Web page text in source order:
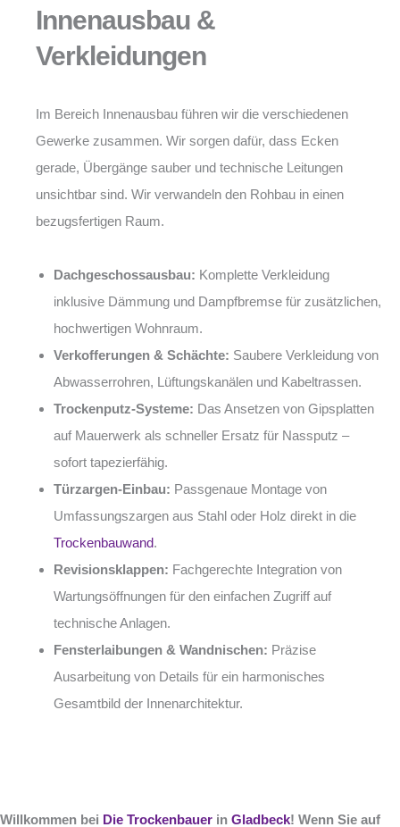
Innenausbau &
Verkleidungen
Im Bereich Innenausbau führen wir die verschiedenen
Gewerke zusammen. Wir sorgen dafür, dass Ecken
gerade, Übergänge sauber und technische Leitungen
unsichtbar sind. Wir verwandeln den Rohbau in einen
bezugsfertigen Raum.
Dachgeschossausbau: Komplette Verkleidung
inklusive Dämmung und Dampfbremse für zusätzlichen,
hochwertigen Wohnraum.
Verkofferungen & Schächte: Saubere Verkleidung von
Abwasserrohren, Lüftungskanälen und Kabeltrassen.
Trockenputz-Systeme: Das Ansetzen von Gipsplatten
auf Mauerwerk als schneller Ersatz für Nassputz –
sofort tapezierfähig.
Türzargen-Einbau: Passgenaue Montage von
Umfassungszargen aus Stahl oder Holz direkt in die
Trockenbauwand.
Revisionsklappen: Fachgerechte Integration von
Wartungsöffnungen für den einfachen Zugriff auf
technische Anlagen.
Fensterlaibungen & Wandnischen: Präzise
Ausarbeitung von Details für ein harmonisches
Gesamtbild der Innenarchitektur.
Willkommen bei Die Trockenbauer in Gladbeck! Wenn Sie auf